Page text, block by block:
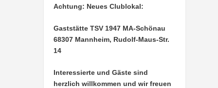
Achtung: Neues Clublokal:
Gaststätte TSV 1947 MA-Schönau
68307 Mannheim, Rudolf-Maus-Str.
14
Interessierte und Gäste sind
herzlich willkommen und wir freuen